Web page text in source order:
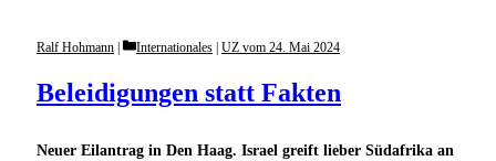
Neuer Eilantrag in Den Haag. Israel greift lieber ­Südafrika an
Beleidigungen statt Fakten
Ralf Hohmann Categories
Internationales UZ vom 24. Mai 2024